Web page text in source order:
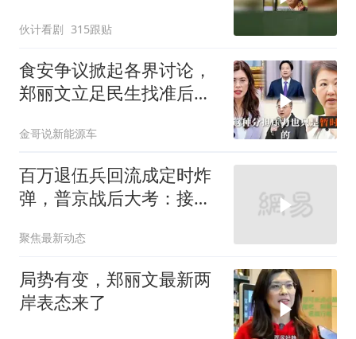
伙计看剧 315跟贴
食安争议掀起各界讨论，
郑丽文立足民生找准后续
金哥说新能源车
百万退伍兵回流成定时炸
弹，普京战后大考：接不
聚焦最新动态
局势有变，郑丽文最新两
岸表态来了